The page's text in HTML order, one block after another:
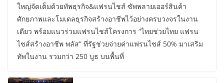
ใหญ่จัดเต็มด้วยทัพธุรกิจ&แฟรนไชส์ ซัพพลายเออร์สินค้า
ศักยภาพและโมเดลธุรกิจสร้างอาชีพไว้อย่างครบวงจรในงาน
เดียว พร้อมแนวร่วมแฟรนไชส์โครงการ “ไทยช่วยไทย แฟรน
ไชส์สร้างอาชีพ พลัส” ที่รัฐช่วยจ่ายค่าแฟรนไชส์ 50% มาเสริม
ทัพในงาน รวมกว่า 250 บูธ บนพื้นที่